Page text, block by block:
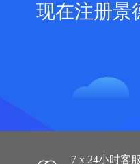
现在注册景
7 x 24小时客